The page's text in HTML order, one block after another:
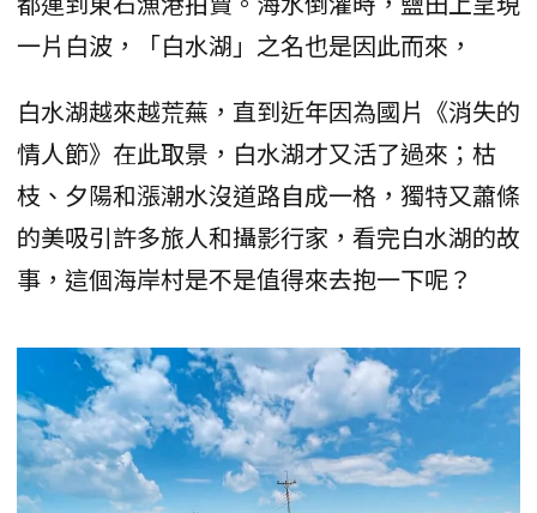
一片白波，「白水湖」之名也是因此而來，
白水湖越來越荒蕪，直到近年因為國片《消失的
情人節》在此取景，白水湖才又活了過來；枯
枝、夕陽和漲潮水沒道路自成一格，獨特又蕭條
的美吸引許多旅人和攝影行家，看完白水湖的故
事，這個海岸村是不是值得來去抱一下呢？